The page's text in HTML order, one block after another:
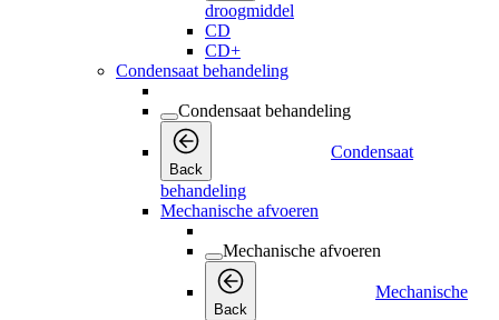
droogmiddel
CD
CD+
Condensaat behandeling
Condensaat behandeling
Back
Condensaat
behandeling
Mechanische afvoeren
Mechanische afvoeren
Back
Mechanische